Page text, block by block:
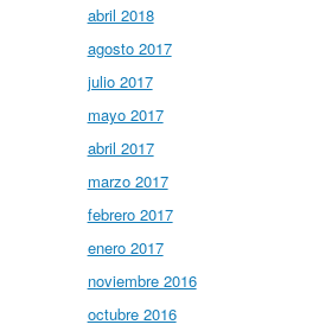
abril 2018
agosto 2017
julio 2017
mayo 2017
abril 2017
marzo 2017
febrero 2017
enero 2017
noviembre 2016
octubre 2016